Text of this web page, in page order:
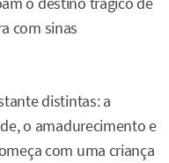
com sinas
distintas: a
o amadurecimento e
com uma criança